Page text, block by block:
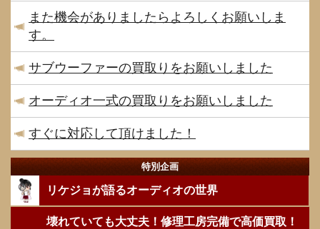
また機会がありましたらよろしくお願いしま
す。
サブウーファーの買取りをお願いしました
オーディオ一式の買取りをお願いしました
すぐに対応して頂けました！
特別企画
リケジョが語るオーディオの世界
壊れていても大丈夫！修理工房完備で高価買取！